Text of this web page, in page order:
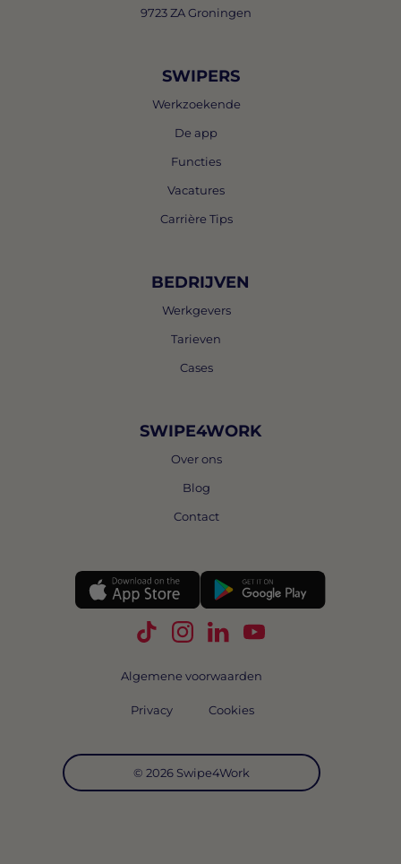
9723 ZA Groningen
SWIPERS
Werkzoekende
De app
Functies
Vacatures
Carrière Tips
BEDRIJVEN
Werkgevers
Tarieven
Cases
SWIPE4WORK
Over ons
Blog
Contact
Volg Swipe4Work op TikTok
Volg Swipe4Work op
Volg Swipe4Work op
Volg Swipe4Work
© 2026 Swipe4Work
Algemene voorwaarden
Privacy Cookies